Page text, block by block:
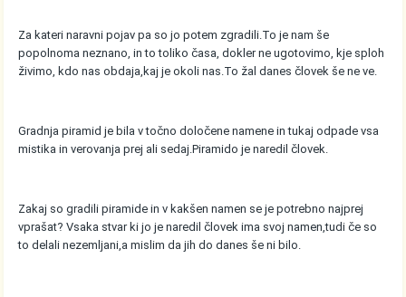
Za kateri naravni pojav pa so jo potem zgradili.To je nam še
popolnoma neznano, in to toliko časa, dokler ne ugotovimo, kje sploh
živimo, kdo nas obdaja,kaj je okoli nas.To žal danes človek še ne ve.
Gradnja piramid je bila v točno določene namene in tukaj odpade vsa
mistika in verovanja prej ali sedaj.Piramido je naredil človek.
Zakaj so gradili piramide in v kakšen namen se je potrebno najprej
vprašat? Vsaka stvar ki jo je naredil človek ima svoj namen,tudi če so
to delali nezemljani,a mislim da jih do danes še ni bilo.